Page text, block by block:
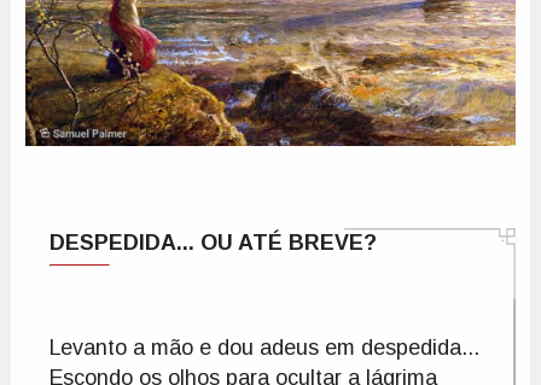
DESPEDIDA... OU ATÉ BREVE?
Levanto a mão e dou adeus em despedida...
Escondo os olhos para ocultar a lágrima